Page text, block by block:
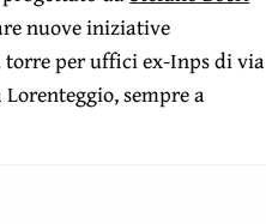
nuove iniziative
per uffici ex-Inps di via
sempre a